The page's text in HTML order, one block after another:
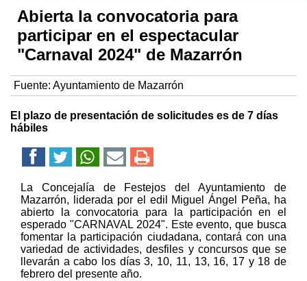
Abierta la convocatoria para
participar en el espectacular
"Carnaval 2024" de Mazarrón
Fuente: Ayuntamiento de Mazarrón
El plazo de presentación de solicitudes es de 7 días
hábiles
La Concejalía de Festejos del Ayuntamiento de
Mazarrón, liderada por el edil Miguel Ángel Peña, ha
abierto la convocatoria para la participación en el
esperado "CARNAVAL 2024". Este evento, que busca
fomentar la participación ciudadana, contará con una
variedad de actividades, desfiles y concursos que se
llevarán a cabo los días 3, 10, 11, 13, 16, 17 y 18 de
febrero del presente año.